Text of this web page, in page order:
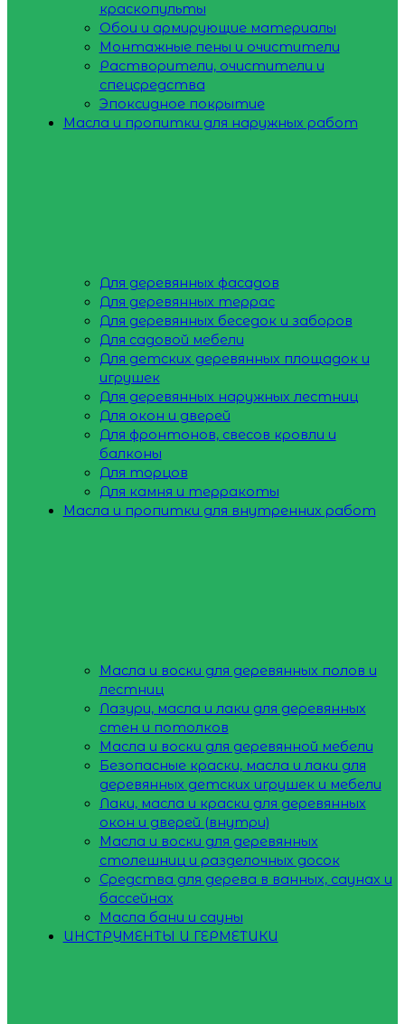
краскопульты
Обои и армирующие материалы
Монтажные пены и очистители
Растворители, очистители и
спецсредства
Эпоксидное покрытие
Масла и пропитки для наружных работ
Для деревянных фасадов
Для деревянных террас
Для деревянных беседок и заборов
Для садовой мебели
Для детских деревянных площадок и
игрушек
Для деревянных наружных лестниц
Для окон и дверей
Для фронтонов, свесов кровли и
балконы
Для торцов
Для камня и терракоты
Масла и пропитки для внутренних работ
Масла и воски для деревянных полов и
лестниц
Лазури, масла и лаки для деревянных
стен и потолков
Масла и воски для деревянной мебели
Безопасные краски, масла и лаки для
деревянных детских игрушек и мебели
Лаки, масла и краски для деревянных
окон и дверей (внутри)
Масла и воски для деревянных
столешниц и разделочных досок
Средства для дерева в ванных, саунах и
бассейнах
Масла бани и сауны
ИНСТРУМЕНТЫ И ГЕРМЕТИКИ